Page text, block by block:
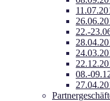
22.-
08.-